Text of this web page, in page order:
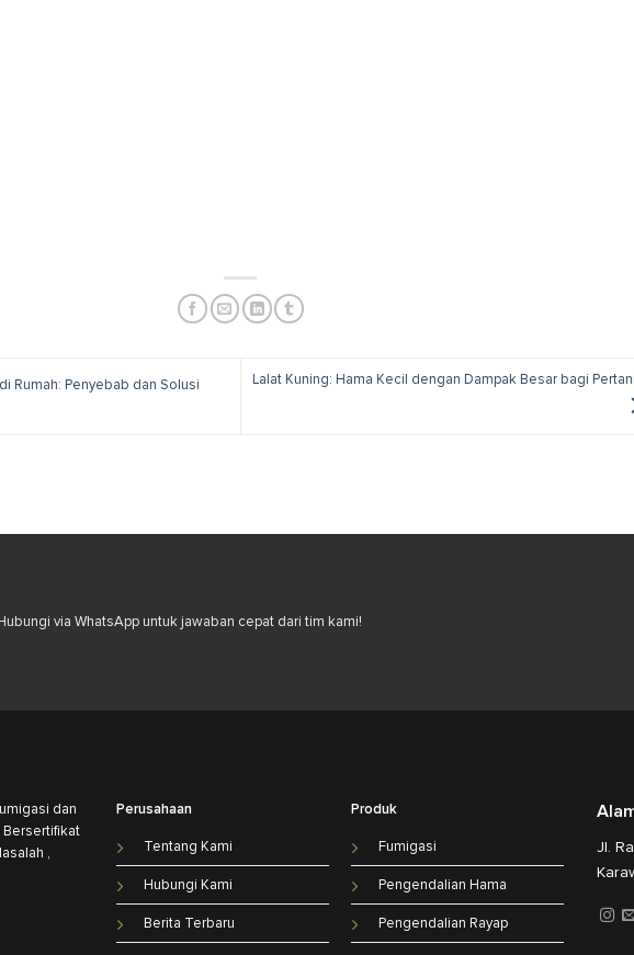
Rumah: Penyebab dan Solusi
Lalat Kuning: Hama Kecil dengan Dampak Besar bagi
via WhatsApp untuk jawaban cepat dari tim kami!
dan
Bersertifikat
,
Perusahaan
Tentang Kami
Hubungi Kami
Berita Terbaru
Produk
Fumigasi
Pengendalian Hama
Pengendalian Rayap
Jl.